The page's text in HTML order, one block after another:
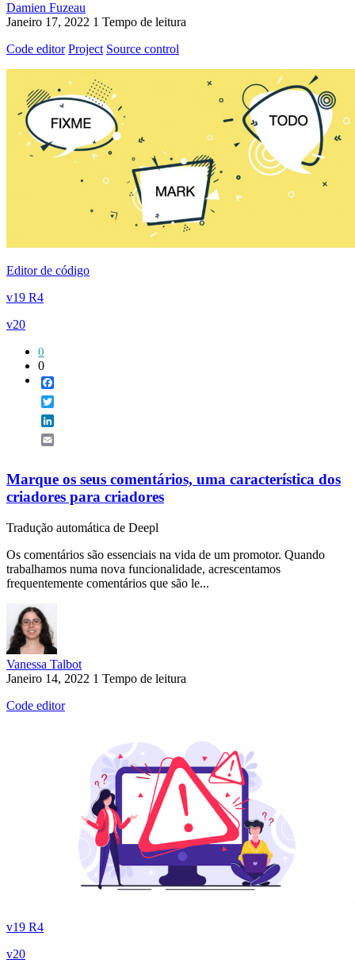
Damien Fuzeau
Janeiro 17, 2022 1 Tempo de leitura
Code editor Project Source control
Editor de código
v19 R4
v20
0
0
Marque os seus comentários, uma característica dos
criadores para criadores
Tradução automática de Deepl
Os comentários são essenciais na vida de um promotor. Quando
trabalhamos numa nova funcionalidade, acrescentamos
frequentemente comentários que são le...
Vanessa Talbot
Janeiro 14, 2022 1 Tempo de leitura
Code editor
v19 R4
v20